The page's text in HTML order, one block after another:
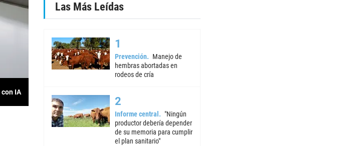
IA
Las Más Leídas
Prevención
Manejo de
hembras abortadas en
rodeos de cría
Informe central
"Ningún
productor debería depender
de su memoria para cumplir
el plan sanitario"